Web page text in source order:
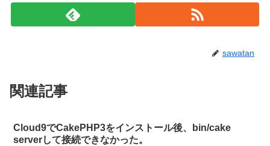
sawatan
関連記事
Cloud9でCakePHP3をインストール後、bin/cake
serverして接続できなかった。